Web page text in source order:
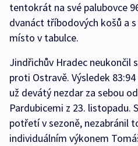
tentokrát na své palubovce
dvanáct tříbodových košů a
místo v tabulce.
Jindřichův Hradec neukončil
proti Ostravě. Výsledek
už devátý nezdar za sebou
Pardubicemi z 23. listopadu.
potřetí v sezoně, nezabránil
individuálním výkonem